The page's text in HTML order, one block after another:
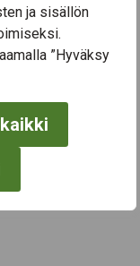
ja sisällön
”Hyväksy